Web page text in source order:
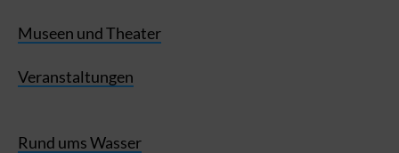
Museen und Theater
Veranstaltungen
Rund ums Wasser